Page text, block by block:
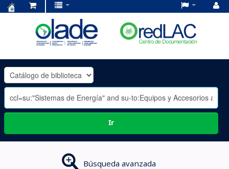
OLADE
-
Ir
Búsqueda avanzada